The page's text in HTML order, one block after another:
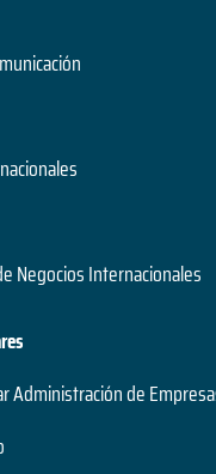
Electrónica
Negocios Internacionales
Administración de